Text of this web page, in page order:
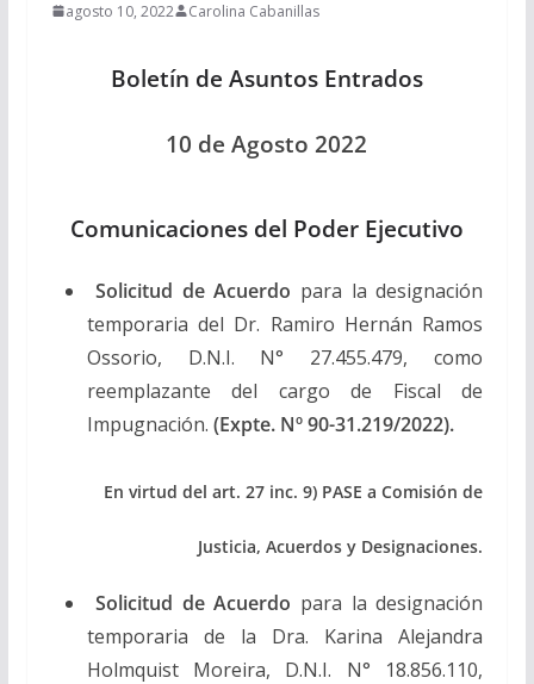
agosto 10, 2022 Carolina Cabanillas
Boletín de Asuntos Entrados
10 de Agosto 2022
Comunicaciones del Poder Ejecutivo
Solicitud de Acuerdo para la designación
temporaria del Dr. Ramiro Hernán Ramos
Ossorio, D.N.I. N° 27.455.479, como
reemplazante del cargo de Fiscal de
Impugnación. (Expte. Nº 90-31.219/2022).
En virtud del art. 27 inc. 9) PASE a Comisión de
Justicia, Acuerdos y Designaciones.
Solicitud de Acuerdo para la designación
temporaria de la Dra. Karina Alejandra
Holmquist Moreira, D.N.I. N° 18.856.110,